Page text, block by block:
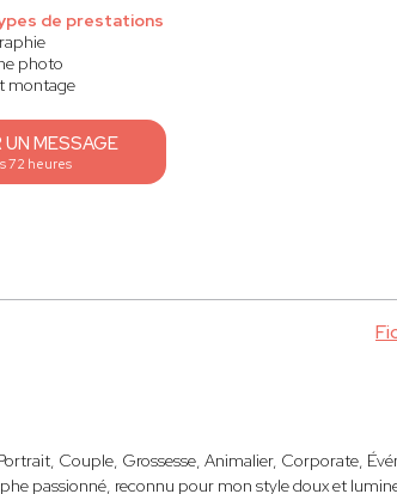
de prestations
photo
montage
UN MESSAGE
72 heures
Couple, Grossesse, Animalier, Corporate,
passionné, reconnu pour mon style doux et